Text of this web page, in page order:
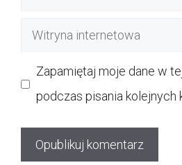
Witryna
Zapamiętaj moje dane w
podczas pisania kolejnych